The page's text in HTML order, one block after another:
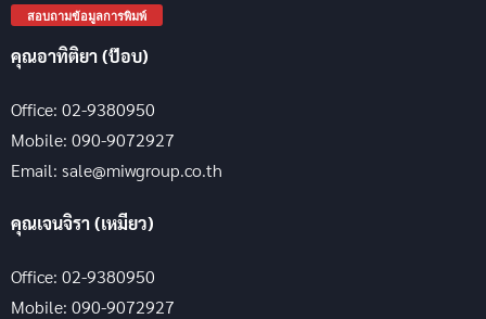
สอบถามข้อมูลการพิมพ์
คุณอาทิติยา (ป๊อบ)
Office: 02-9380950
Mobile: 090-9072927
Email: sale@miwgroup.co.th
คุณเจนจิรา (เหมียว)
Office: 02-9380950
Mobile: 090-9072927